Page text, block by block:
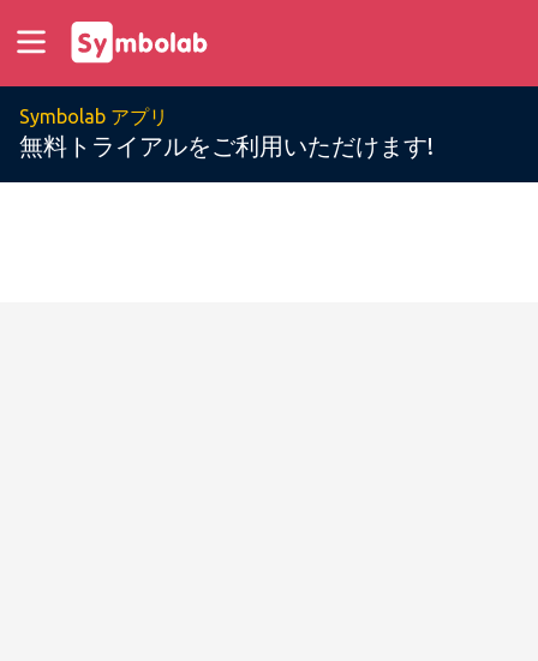
Symbolab アプリ
無料トライアルをご利用いただけます!